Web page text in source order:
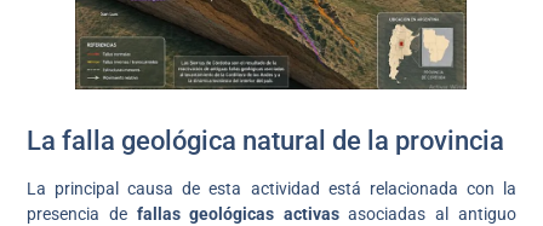
La falla geológica natural de la provincia
La principal causa de esta actividad está relacionada con la
presencia de fallas geológicas activasasociadas al antiguo